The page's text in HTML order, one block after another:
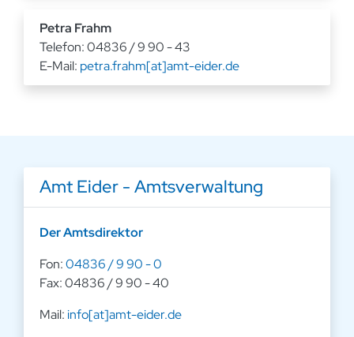
Petra Frahm
Telefon: 04836 / 9 90 - 43
E-Mail: petra.frahm[at]amt-eider.de
Amt Eider - Amtsverwaltung
Der Amtsdirektor
Fon:04836 / 9 90 - 0
Fax: 04836 / 9 90 - 40
Mail:info[at]amt-eider.de